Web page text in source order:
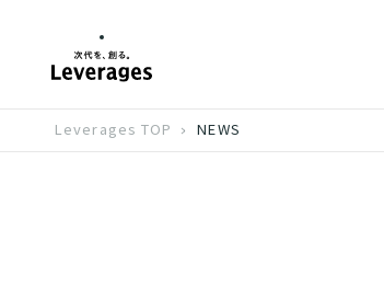
Leverages TOP NEWS